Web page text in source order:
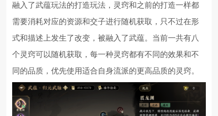
融入了武蕴玩法的打造玩法，灵窍和之前的打造一样都
需要消耗对应的资源和交子进行随机获取，只不过在形
式和描述上发生了改变，被融入了武蕴。当前一共有八
个灵窍可以随机获取，每一种灵窍都有不同的效果和不
同的品质，优先使用适合自身流派的更高品质的灵窍。